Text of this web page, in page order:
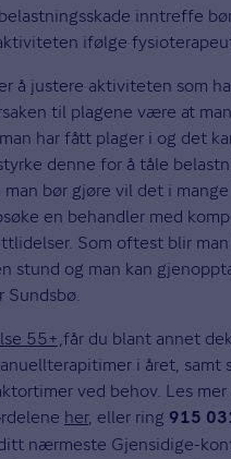
inntreffe
ifølge
å justere aktiviteten som
til plagene være at
har fått plager i og det
denne for å tåle
man bør gjøre vil det i
en behandler med
Som oftest blir
stund og man kan
Sundsbø.
55+,får du blant annet
i året, samt
ved behov. Les mer
her, eller ring 915
nærmeste Gjensidige-